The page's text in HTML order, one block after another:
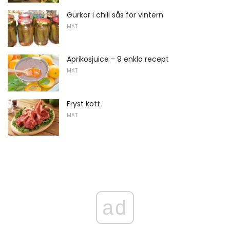
Gurkor i chili sås för vintern
MAT
Aprikosjuice - 9 enkla recept
MAT
Fryst kött
MAT
ad